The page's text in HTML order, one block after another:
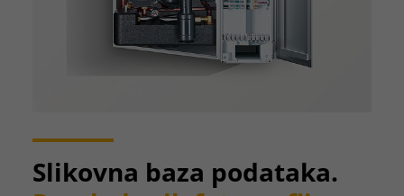
Slikovna baza podataka.